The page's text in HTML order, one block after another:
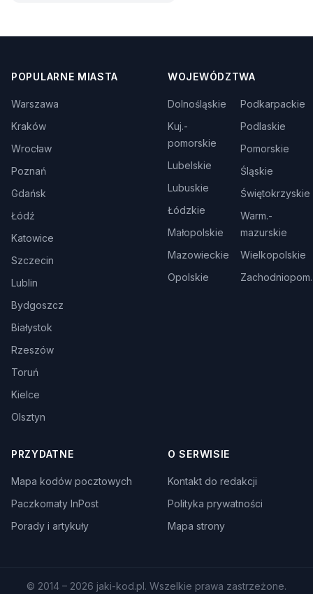
POPULARNE MIASTA
Warszawa
Kraków
Wrocław
Poznań
Gdańsk
Łódź
Katowice
Szczecin
Lublin
Bydgoszcz
Białystok
Rzeszów
Toruń
Kielce
Olsztyn
WOJEWÓDZTWA
Dolnośląskie
Kuj.-
pomorskie
Lubelskie
Lubuskie
Łódzkie
Małopolskie
Mazowieckie
Opolskie
Podkarpackie
Podlaskie
Pomorskie
Śląskie
Świętokrzyskie
Warm.-
mazurskie
Wielkopolskie
Zachodniopom.
PRZYDATNE
Mapa kodów pocztowych
Paczkomaty InPost
Porady i artykuły
O SERWISIE
Kontakt do redakcji
Polityka prywatności
Mapa strony
© 2014 – 2026 jaki-kod.pl. Wszelkie prawa zastrzeżone.